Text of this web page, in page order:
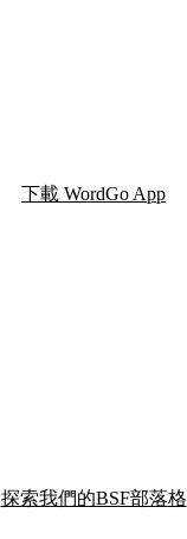
下載 WordGo App
探索我們的BSF部落格